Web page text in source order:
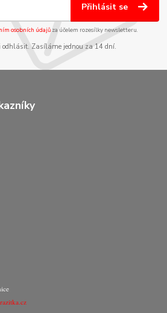
Přihlásit se
osobních údajůza účelem rozesílky newsletteru.
odhlásit. Zasíláme jednou za 14 dní.